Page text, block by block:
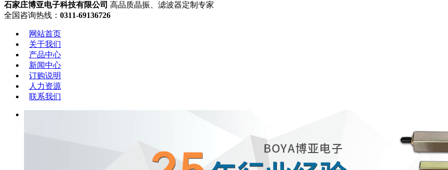
石家庄博亚电子科技有限公司 高品质晶振、滤波器定制专家
全国咨询热线： 0311-69136726
网站首页
关于我们
产品中心
新闻中心
订购说明
人力资源
联系我们